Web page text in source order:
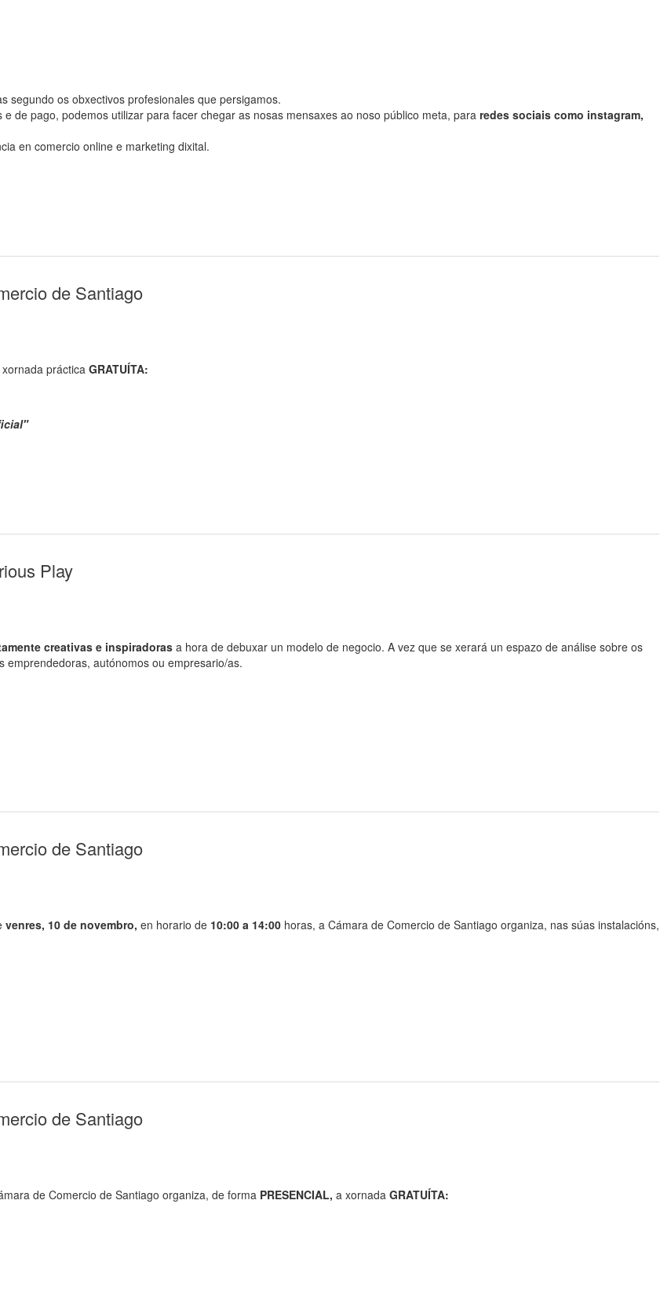
segundo os obxectivos profesionales que persigamos.
e de pago, podemos utilizar para facer chegar as nosas mensaxes ao noso público meta, para redes sociais como instagram,
en comercio online e marketing dixital.
de Santiago
práctica GRATUÍTA:
"
Play
creativas e inspiradoras a hora de debuxar un modelo de negocio. A vez que se xerará un espazo de análise sobre os
emprendedoras, autónomos ou empresario/as.
de Santiago
venres, 10 de novembro, en horario de 10:00 a 14:00 horas, a Cámara de Comercio de Santiago organiza, nas súas instalacións,
de Santiago
de Comercio de Santiago organiza, de forma PRESENCIAL, a xornada GRATUÍTA: